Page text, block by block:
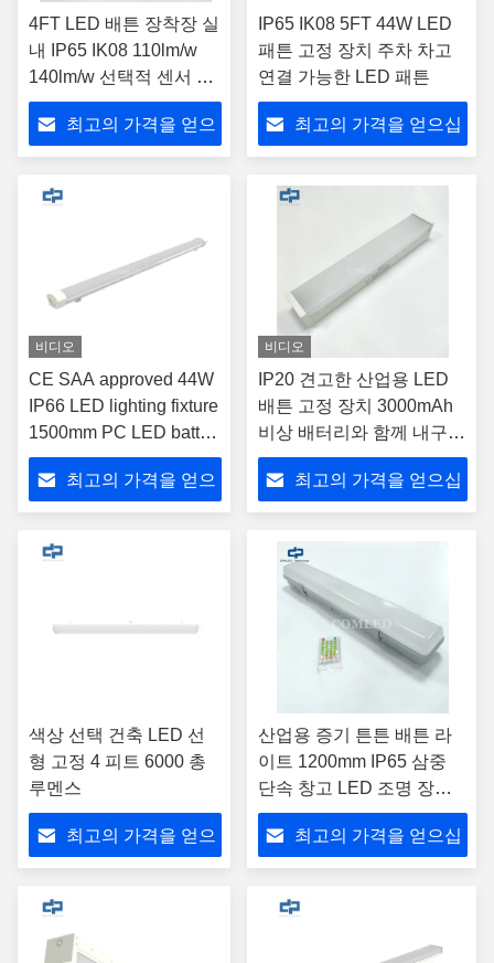
4FT LED 배튼 장착장 실
내 IP65 IK08 110lm/w
140lm/w 선택적 센서 디
밍
최고의 가격을 얻으
IP65 IK08 5FT 44W LED
패튼 고정 장치 주차 차고
연결 가능한 LED 패튼
최고의 가격을 얻으십
비디오
CE SAA approved 44W
IP66 LED lighting fixture
1500mm PC LED batten
light tunnel lighting
linear LED batten
Fixture Vapor Tight
최고의 가격을 얻으
비디오
IP20 견고한 산업용 LED
배튼 고정 장치 3000mAh
비상 배터리와 함께 내구성
4FT 비상 LED 배튼 라이트
주차장에 대한 산업용 LED
조명 장치
최고의 가격을 얻으십
색상 선택 건축 LED 선
형 고정 4 피트 6000 총
루멘스
최고의 가격을 얻으
산업용 증기 튼튼 배튼 라
이트 1200mm IP65 삼중
단속 창고 LED 조명 장착
장치 터널 조명 날씨 단속
장치 3CCT 변경 가능한 배
튼 장착 장치
최고의 가격을 얻으십